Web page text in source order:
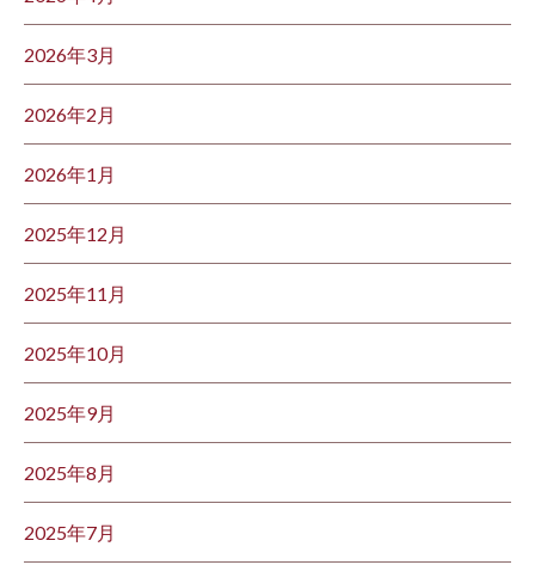
2026年3月
2026年2月
2026年1月
2025年12月
2025年11月
2025年10月
2025年9月
2025年8月
2025年7月